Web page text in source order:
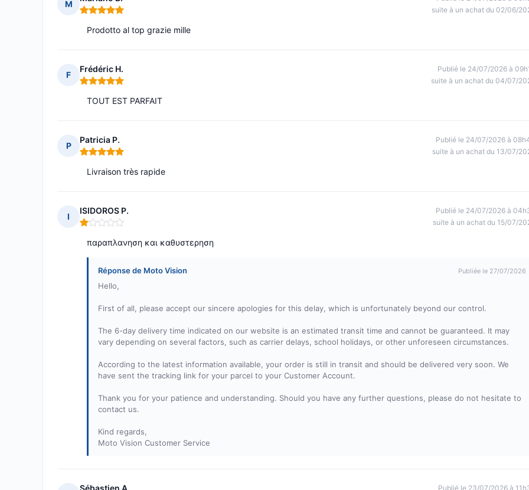
M
Note : 5 sur 5
suite à un achat du 02/06/
Prodotto al top grazie mille
F
Frédéric H.
Note : 5 sur 5
Publié le 24/07/2026 à
suite à un achat du 04/07/
TOUT EST PARFAIT
P
Patricia P.
Note : 5 sur 5
Publié le 24/07/2026 à
suite à un achat du 13/07/
Livraison très rapide
I
ISIDOROS P.
Note : 1 sur 5
Publié le 24/07/2026 à
suite à un achat du 15/07/
παραπλανηση και καθυστερηση
Réponse de Moto Vision Publiée le 27/07/2026
Hello,
First of all, please accept our sincere apologies for this delay, which is unfortunately beyond our control.
The 6-day delivery time indicated on our website is an estimated transit time and cannot be guaranteed. It may
vary depending on several factors, such as carrier delays, school holidays, or other unforeseen circumstances.
According to the latest information available, your order is still in transit and should be delivered very soon. We
have sent the tracking link for your parcel to your Customer Account.
Thank you for your patience and understanding. Should you have any further questions, please do not hesitate to
contact us.
Kind regards,
Moto Vision Customer Service
Publié le 23/07/2026 à